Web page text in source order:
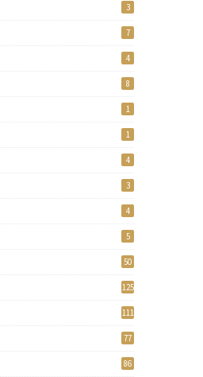
3
7
4
8
1
1
4
3
4
5
50
125
111
77
86